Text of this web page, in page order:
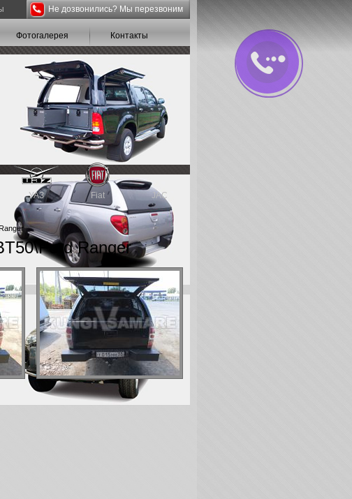
Фотогалерея Контакты
Не дозвонились? Мы перезвоним
УАЗ Fiat JAC
Ranger